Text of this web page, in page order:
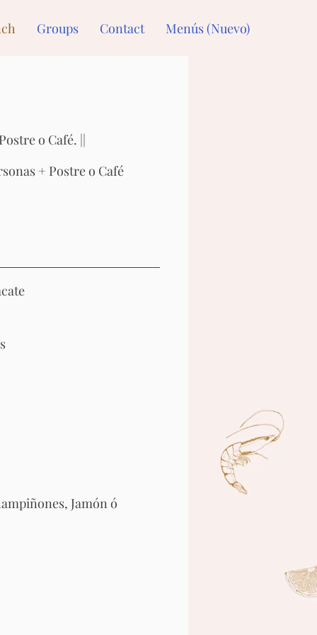
Groups Contact Menús (Nuevo)
o Café. ||
+ Postre o Café
Jamón ó